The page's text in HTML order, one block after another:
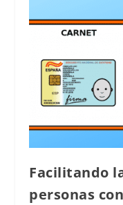
Facilitando
personas